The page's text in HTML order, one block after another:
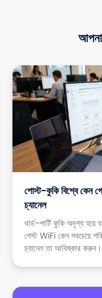
পোস্ট-কুকি বিশ্বে কেন
চ্যানেল
থার্ড-পার্টি কুকি অদৃশ্য হয়ে
গেস্ট WiFi কেন সবচেয়ে
চ্যানেল তা আবিষ্কার করুন।